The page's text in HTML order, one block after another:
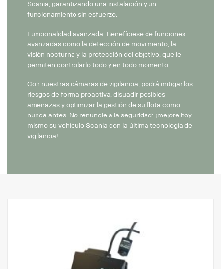
Scania, garantizando una instalación y un
funcionamiento sin esfuerzo.
Funcionalidad avanzada: Benefíciese de funciones
avanzadas como la detección de movimiento, la
visión nocturna y la protección del objetivo, que le
permiten controlarlo todo y en todo momento.
Con nuestras cámaras de vigilancia, podrá mitigar los
riesgos de forma proactiva, disuadir posibles
amenazas y optimizar la gestión de su flota como
nunca antes. No renuncie a la seguridad: ¡mejore hoy
mismo su vehículo Scania con la última tecnología de
vigilancia!